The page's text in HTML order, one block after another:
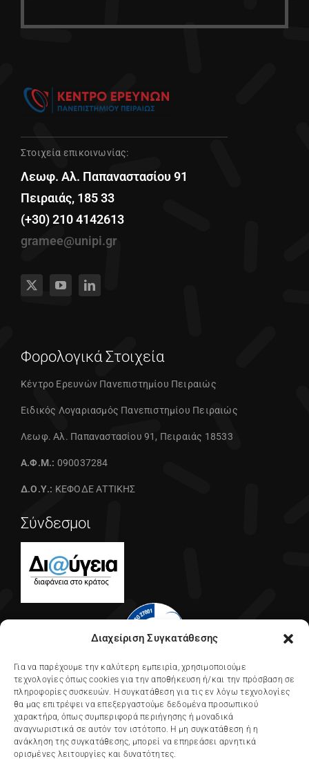
Διαχείριση Συγκατάθεσης
Για να παρέχουμε την καλύτερη εμπειρία, χρησιμοποιούμε
τεχνολογίες όπως cookies για την αποθήκευση ή/και την πρόσβαση σε
πληροφορίες συσκευών. Η συγκατάθεση για τις εν λόγω τεχνολογίες
θα μας επιτρέψει να επεξεργαστούμε δεδομένα προσωπικού
χαρακτήρα, όπως συμπεριφορά περιήγησης ή μοναδικά
αναγνωριστικά σε αυτόν τον ιστότοπο. Η μη συγκατάθεση ή η
ανάκληση της συγκατάθεσης, μπορεί να επηρεάσει αρνητικά
ορισμένες λειτουργίες και δυνατότητες.
Στοιχεία επικοινωνίας:
Λεωφ. Αλ. Παπαναστασίου 91
Πειραιάς, 185 33
(+30) 210 4142613
gramee@unipi.gr
Φορολογικά Στοιχεία
Κέντρο Ερευνών Πανεπιστημίου Πειραιώς
Ειδικός Λογαριασμός Πανεπιστημίου Πειραιώς
Λεωφ. Αλ. Παπαναστασίου 91, Πειραιάς 18533
Α.Φ.Μ.: 090037284
Δ.Ο.Υ.: ΚΕΦΟΔΕ ΑΤΤΙΚΗΣ
Σύνδεσμοι